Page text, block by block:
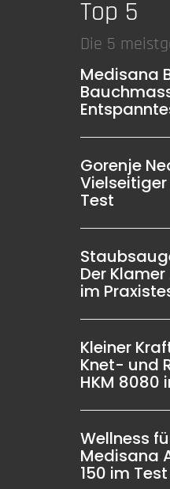
Top 5
Die 5
Medisana
Gorenje
Test
Der
im
Kleiner
Knet- und
HKM 8080
Wellness
Medisana
150 im Test